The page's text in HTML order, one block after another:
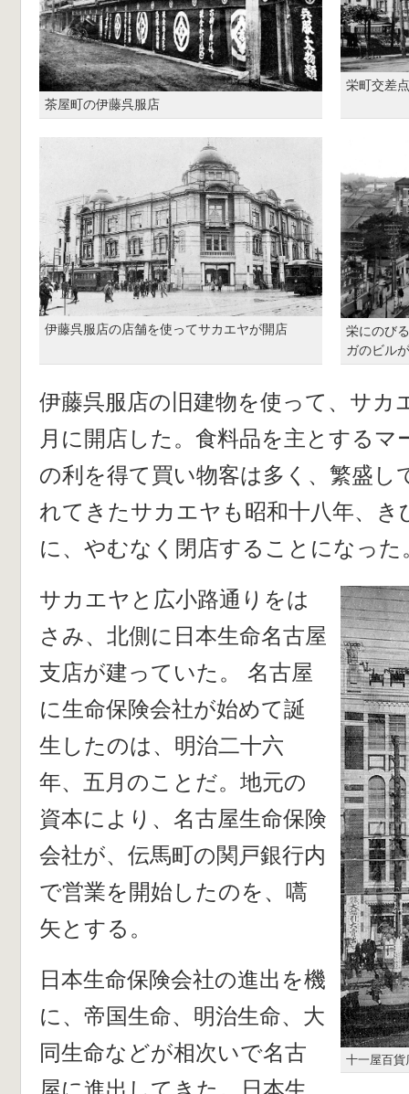
茶屋町の伊藤呉服店
栄町交差
伊藤呉服店の店舗を使ってサカエヤが開店
栄にのび
ガのビル
伊藤呉服店の旧建物を使って、サカ
月に開店した。食料品を主とするマ
の利を得て買い物客は多く、繁盛し
れてきたサカエヤも昭和十八年、き
に、やむなく閉店することになった
十一屋百貨
サカエヤと広小路通りをは
さみ、北側に日本生命名古屋
支店が建っていた。 名古屋
に生命保険会社が始めて誕
生したのは、明治二十六
年、五月のことだ。地元の
資本により、名古屋生命保険
会社が、伝馬町の関戸銀行内
で営業を開始したのを、嚆
矢とする。
日本生命保険会社の進出を機
に、帝国生命、明治生命、大
同生命などが相次いで名古
屋に進出してきた。日本生